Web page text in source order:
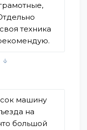
техника
машину
на
большой